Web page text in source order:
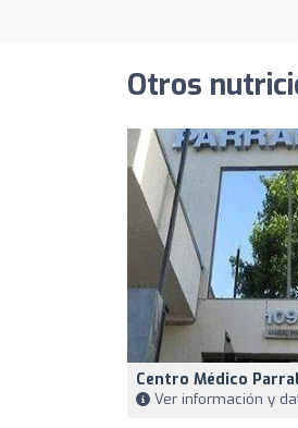
Otros
Centro Médico
Ver información y